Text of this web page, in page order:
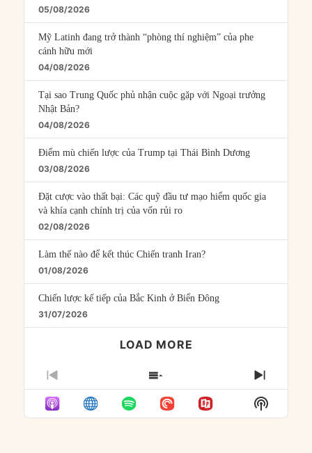
05/08/2026
Mỹ Latinh đang trở thành “phòng thí nghiệm” của phe
cánh hữu mới
04/08/2026
Tại sao Trung Quốc phủ nhận cuộc gặp với Ngoại trưởng
Nhật Bản?
04/08/2026
Điểm mù chiến lược của Trump tại Thái Bình Dương
03/08/2026
Đặt cược vào thất bại: Các quỹ đầu tư mạo hiểm quốc gia
và khía cạnh chính trị của vốn rủi ro
02/08/2026
Làm thế nào để kết thúc Chiến tranh Iran?
01/08/2026
Chiến lược kế tiếp của Bắc Kinh ở Biển Đông
31/07/2026
LOAD MORE
PREVIOUS
EPISODE
SHOW
EPISODES
LIST
NEXT
Show
Podcast